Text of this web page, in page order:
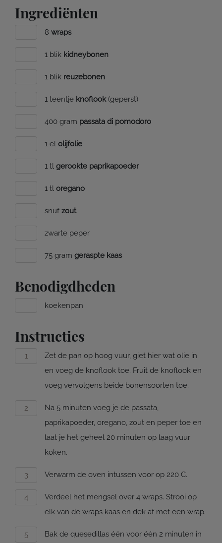
Ingrediënten
8 wraps
1 blik kidneybonen
1 blik reuzebonen
1 teentje knoflook(geperst)
400 gram passata di pomodoro
1 el olijfolie
1 tl gerookte paprikapoeder
1 tl oregano
snuf zout
zwarte peper
75 gram geraspte kaas
Benodigdheden
koekenpan
Instructies
Zet de pan op hoog vuur, giet hier wat olie in
en voeg de knoflook toe. Fruit de knoflook en
voeg vervolgens beide bonensoorten toe.
Na 5 minuten voeg je de passata,
paprikapoeder, oregano, zout en peper toe en
laat je het geheel 20 minuten op laag vuur
koken.
Verwarm de oven intussen voor op 220 C.
Verdeel het mengsel over 4 wraps. Strooi op
elk van de wraps kaas en dek af met een wrap.
Bak de quesedillas één voor één 2 minuten in